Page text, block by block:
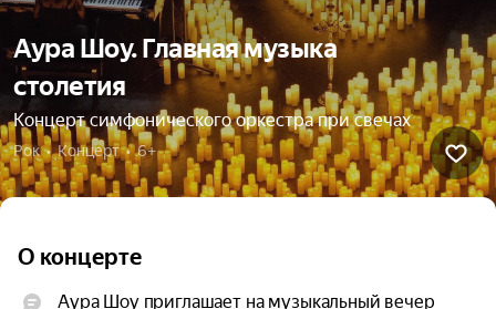
Аура Шоу. Главная музыка
столетия
Концерт симфонического оркестра при свечах
Рок  •  Концерт  •  6+
О концерте
Аура Шоу приглашает на музыкальный вечер